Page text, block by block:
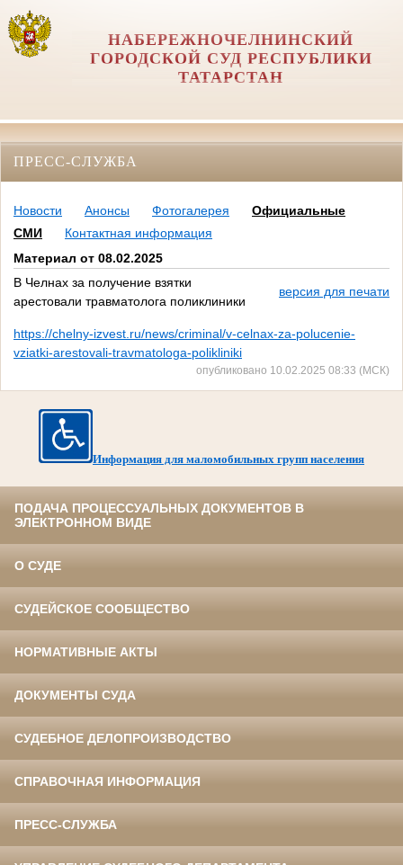
НАБЕРЕЖНОЧЕЛНИНСКИЙ
ГОРОДСКОЙ СУД РЕСПУБЛИКИ
ТАТАРСТАН
ПРЕСС-СЛУЖБА
Новости Анонсы Фотогалерея
Официальные
СМИ
Контактная информация
Материал от 08.02.2025
В Челнах за получение взятки
арестовали травматолога поликлиники
версия для печати
https://chelny-izvest.ru/news/criminal/v-celnax-za-polucenie-
vziatki-arestovali-travmatologa-polikliniki
опубликовано 10.02.2025 08:33 (МСК)
Информация для маломобильных групп населения
ПОДАЧА ПРОЦЕССУАЛЬНЫХ ДОКУМЕНТОВ В
ЭЛЕКТРОННОМ ВИДЕ
О СУДЕ
СУДЕЙСКОЕ СООБЩЕСТВО
НОРМАТИВНЫЕ АКТЫ
ДОКУМЕНТЫ СУДА
СУДЕБНОЕ ДЕЛОПРОИЗВОДСТВО
СПРАВОЧНАЯ ИНФОРМАЦИЯ
ПРЕСС-СЛУЖБА